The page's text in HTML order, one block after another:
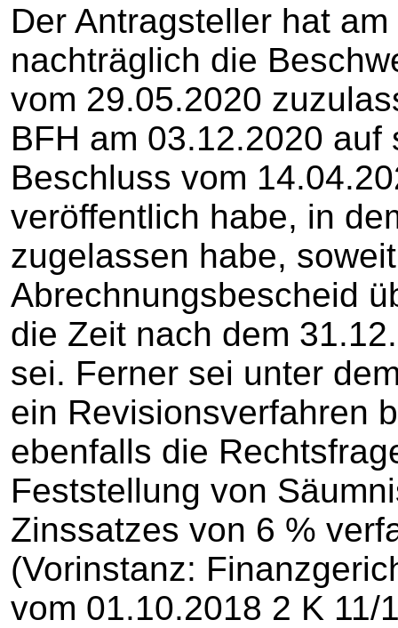
Der Antragsteller hat
nachträglich die
vom 29.05.2020
BFH am 03.12.2020
Beschluss vom
veröffentlich habe, in
zugelassen habe,
Abrechnungsbescheid
die Zeit nach dem
sei. Ferner sei unter
ein Revisionsverfahren
ebenfalls die
Feststellung von
Zinssatzes von 6 %
(Vorinstanz:
vom 01.10.2018 2 K 11/